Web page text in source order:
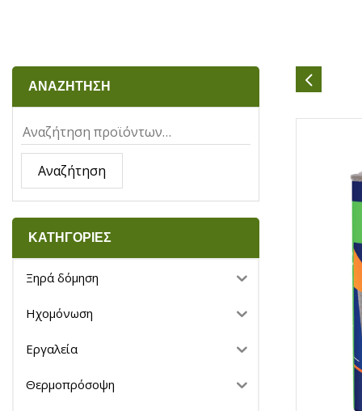
ΑΝΑΖΗΤΗΣΗ
Αναζήτηση
ΚΑΤΗΓΟΡΙΕΣ
Ξηρά δόμηση
Ηχομόνωση
Εργαλεία
Θερμοπρόσοψη